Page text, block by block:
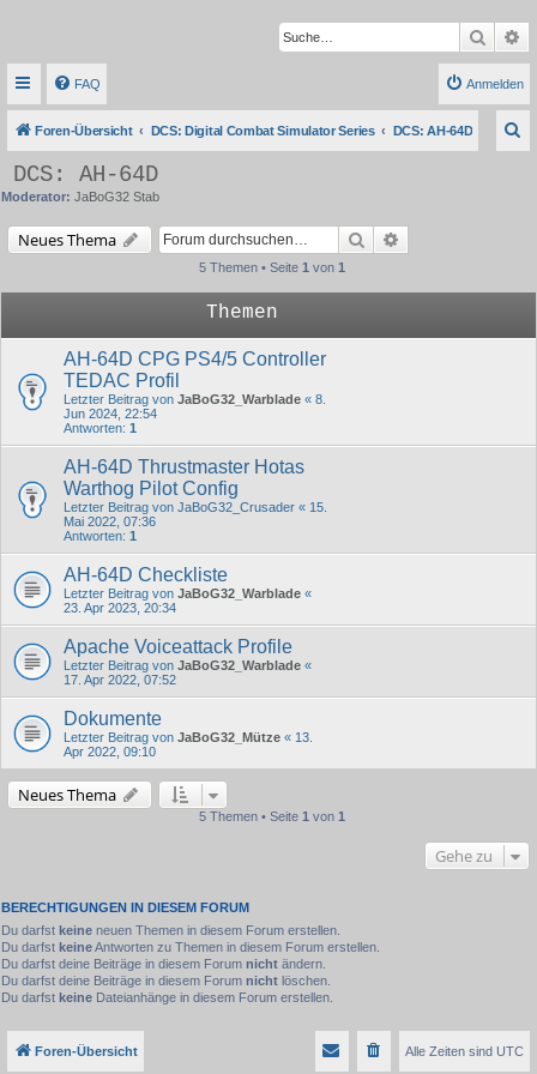
Suche
FAQ Anmelden
Foren-Übersicht DCS: Digital Combat Simulator Series DCS: AH-64D
DCS: AH-64D
Moderator: JaBoG32 Stab
Neues Thema Suche
5 Themen • Seite 1 von 1
Themen
AH-64D CPG PS4/5 Controller
TEDAC Profil
Letzter Beitrag von JaBoG32_Warblade « 8.
Jun 2024, 22:54
Antworten: 1
AH-64D Thrustmaster Hotas
Warthog Pilot Config
Letzter Beitrag von JaBoG32_Crusader « 15.
Mai 2022, 07:36
Antworten: 1
AH-64D Checkliste
Letzter Beitrag von JaBoG32_Warblade «
23. Apr 2023, 20:34
Apache Voiceattack Profile
Letzter Beitrag von JaBoG32_Warblade «
17. Apr 2022, 07:52
Dokumente
Letzter Beitrag von JaBoG32_Mütze « 13.
Apr 2022, 09:10
Neues Thema
5 Themen • Seite 1 von 1
Gehe zu
BERECHTIGUNGEN IN DIESEM FORUM
Du darfst keine neuen Themen in diesem Forum erstellen.
Du darfst keineAntworten zu Themen in diesem Forum erstellen.
Du darfst deine Beiträge in diesem Forum nicht ändern.
Du darfst deine Beiträge in diesem Forum nicht löschen.
Du darfst keine Dateianhänge in diesem Forum erstellen.
Foren-Übersicht Alle Zeiten sind UTC